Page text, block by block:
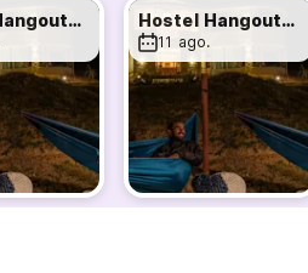
Hostel Hangouts: Board Games & Beyond Hostel Hangouts: Board Games & Beyond
11 ago.